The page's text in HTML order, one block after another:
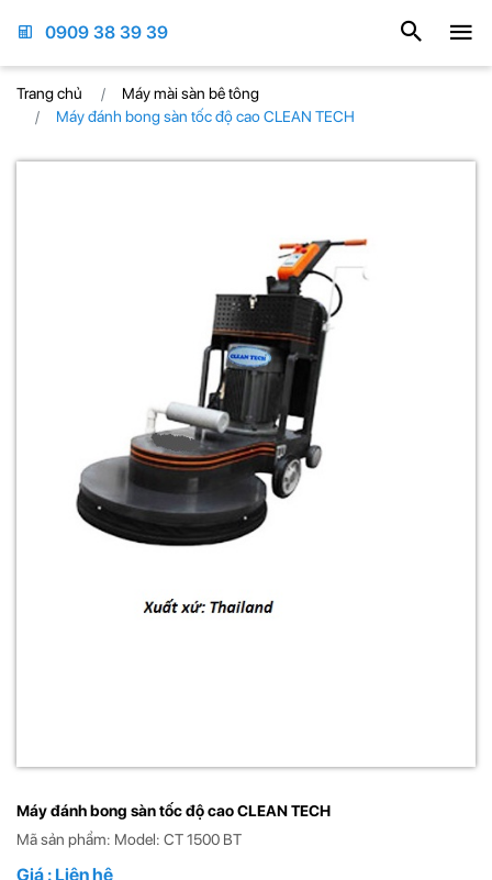
0909 38 39 39
Trang chủ
Máy mài sàn bê tông
Máy đánh bong sàn tốc độ cao CLEAN TECH
Máy đánh bong sàn tốc độ cao CLEAN TECH
Mã sản phẩm: Model: CT 1500 BT
Giá : Liên hệ